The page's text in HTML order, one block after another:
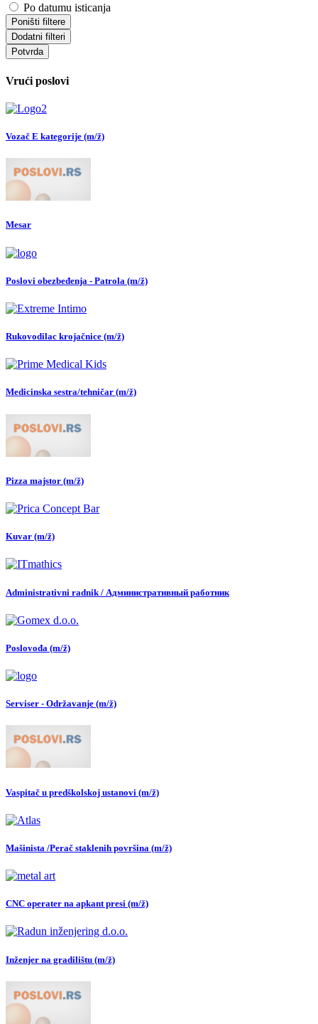
Po datumu isticanja
Poništi filtere
Dodatni filteri
Potvrda
Vrući poslovi
Vozač E kategorije (m/ž)
Mesar
Poslovi obezbeđenja - Patrola (m/ž)
Rukovodilac krojačnice (m/ž)
Medicinska sestra/tehničar (m/ž)
Pizza majstor (m/ž)
Kuvar (m/ž)
Administrativni radnik / Административный работник
Poslovođa (m/ž)
Serviser - Održavanje (m/ž)
Vaspitač u predškolskoj ustanovi (m/ž)
Mašinista /Perač staklenih površina (m/ž)
CNC operater na apkant presi (m/ž)
Inženjer na gradilištu (m/ž)